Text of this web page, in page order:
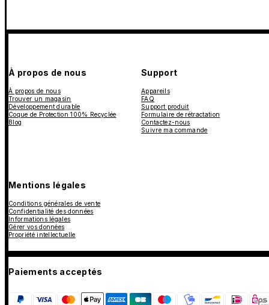
À propos de nous
À propos de nous
Trouver un magasin
Développement durable
Coque de Protection 100% Recyclée
Blog
Support
Appareils
FAQ
Support produit
Formulaire de rétractation
Contactez-nous
Suivre ma commande
Mentions légales
Conditions générales de vente
Confidentialité des données
Informations légales
Gérer vos données
Propriété intellectuelle
Paiements acceptés